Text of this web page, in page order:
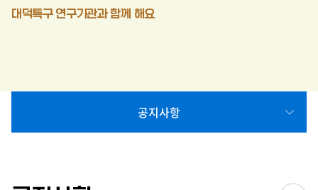
대덕특구 연구기관과 함께 해요
공지사항